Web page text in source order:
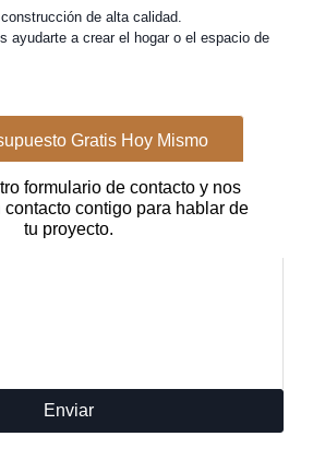
de alta calidad.
ayudarte a crear el hogar o el espacio de
Gratis Hoy Mismo
formulario de contacto y nos
contacto contigo para hablar de
tu proyecto.
Enviar